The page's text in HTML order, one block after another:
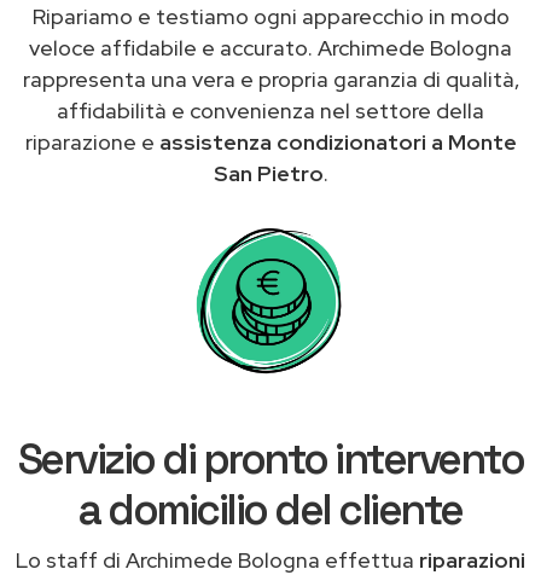
Ripariamo e testiamo ogni apparecchio in modo
veloce affidabile e accurato. Archimede Bologna
rappresenta una vera e propria garanzia di qualità,
affidabilità e convenienza nel settore della
riparazione e assistenza condizionatori a Monte
San Pietro.
Servizio di pronto intervento
a domicilio del cliente
Lo staff di Archimede Bologna effettua riparazioni